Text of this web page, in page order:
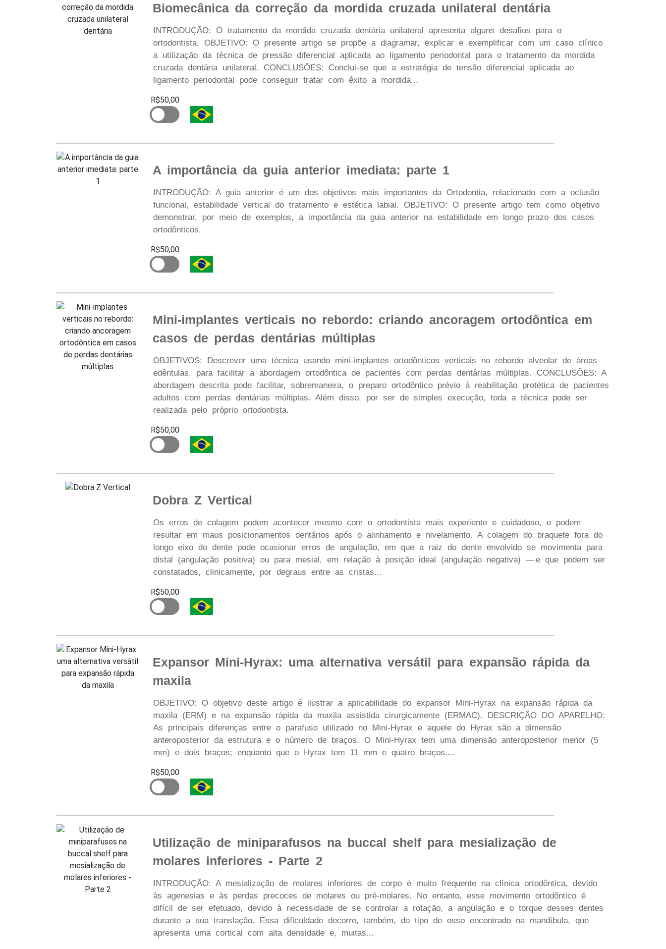
Biomecânica da correção da mordida cruzada unilateral dentária
INTRODUÇÃO: O tratamento da mordida cruzada dentária unilateral apresenta alguns desafios para o
ortodontista. OBJETIVO: O presente artigo se propõe a diagramar, explicar e exemplificar com um caso clínico
a utilização da técnica de pressão diferencial aplicada ao ligamento periodontal para o tratamento da mordida
cruzada dentária unilateral. CONCLUSÕES: Conclui-se que a estratégia de tensão diferencial aplicada ao
ligamento periodontal pode conseguir tratar com êxito a mordida...
R$50,00
A importância da guia anterior imediata: parte 1
INTRODUÇÃO: A guia anterior é um dos objetivos mais importantes da Ortodontia, relacionado com a oclusão
funcional, estabilidade vertical do tratamento e estética labial. OBJETIVO: O presente artigo tem como objetivo
demonstrar, por meio de exemplos, a importância da guia anterior na estabilidade em longo prazo dos casos
ortodônticos.
R$50,00
Mini-implantes verticais no rebordo: criando ancoragem ortodôntica em
casos de perdas dentárias múltiplas
OBJETIVOS: Descrever uma técnica usando mini-implantes ortodônticos verticais no rebordo alveolar de áreas
edêntulas, para facilitar a abordagem ortodôntica de pacientes com perdas dentárias múltiplas. CONCLUSÕES: A
abordagem descrita pode facilitar, sobremaneira, o preparo ortodôntico prévio à reabilitação protética de pacientes
adultos com perdas dentárias múltiplas. Além disso, por ser de simples execução, toda a técnica pode ser
realizada pelo próprio ortodontista.
R$50,00
Dobra Z Vertical
Os erros de colagem podem acontecer mesmo com o ortodontista mais experiente e cuidadoso, e podem
resultar em maus posicionamentos dentários após o alinhamento e nivelamento. A colagem do braquete fora do
longo eixo do dente pode ocasionar erros de angulação, em que a raiz do dente envolvido se movimenta para
distal (angulação positiva) ou para mesial, em relação à posição ideal (angulação negativa) — e que podem ser
constatados, clinicamente, por degraus entre as cristas...
R$50,00
Expansor Mini-Hyrax: uma alternativa versátil para expansão rápida da
maxila
OBJETIVO: O objetivo deste artigo é ilustrar a aplicabilidade do expansor Mini-Hyrax na expansão rápida da
maxila (ERM) e na expansão rápida da maxila assistida cirurgicamente (ERMAC). DESCRIÇÃO DO APARELHO:
As principais diferenças entre o parafuso utilizado no Mini-Hyrax e aquele do Hyrax são a dimensão
anteroposterior da estrutura e o número de braços. O Mini-Hyrax tem uma dimensão anteroposterior menor (5
mm) e dois braços; enquanto que o Hyrax tem 11 mm e quatro braços....
R$50,00
Utilização de miniparafusos na buccal shelf para mesialização de
molares inferiores - Parte 2
INTRODUÇÃO: A mesialização de molares inferiores de corpo é muito frequente na clínica ortodôntica, devido
às agenesias e às perdas precoces de molares ou pré-molares. No entanto, esse movimento ortodôntico é
difícil de ser efetuado, devido à necessidade de se controlar a rotação, a angulação e o torque desses dentes
durante a sua translação. Essa dificuldade decorre, também, do tipo de osso encontrado na mandíbula, que
apresenta uma cortical com alta densidade e, muitas...